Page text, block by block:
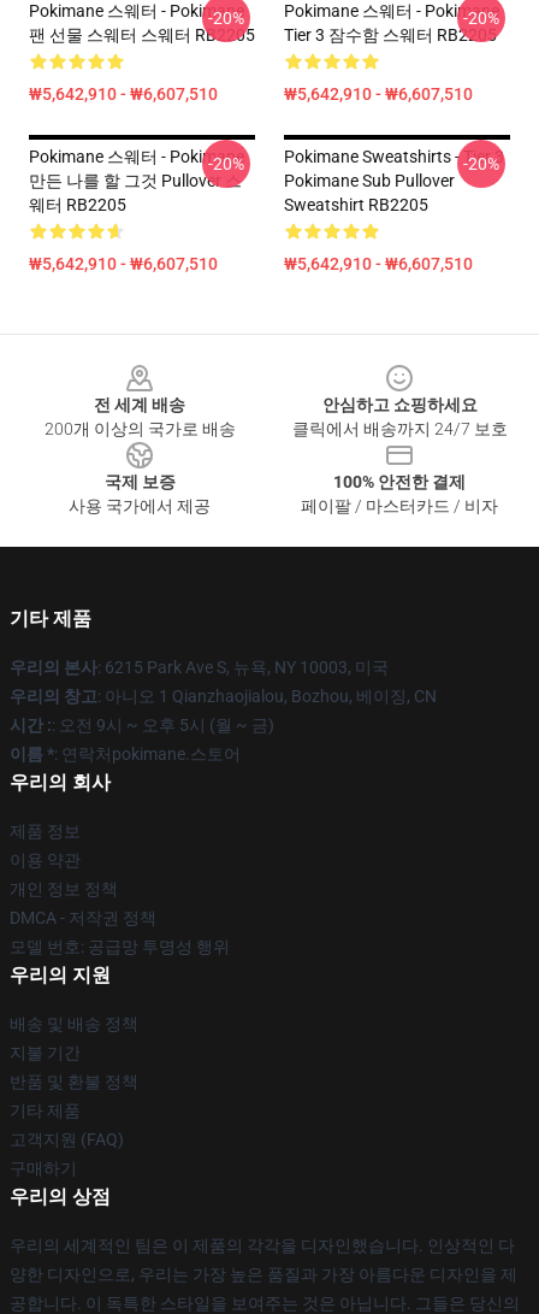
Pokimane 스웨터 - Pokimane
팬 선물 스웨터 스웨터 RB2205
₩5,642,910 - ₩6,607,510
-20%
Pokimane 스웨터 - Pokimane
Tier 3 잠수함 스웨터 RB2205
₩5,642,910 - ₩6,607,510
-20%
Pokimane 스웨터 - Pokimane
만든 나를 할 그것 Pullover 스
웨터 RB2205
₩5,642,910 - ₩6,607,510
-20%
Pokimane Sweatshirts - Tier 3
Pokimane Sub Pullover
Sweatshirt RB2205
₩5,642,910 - ₩6,607,510
-20%
전 세계 배송
200개 이상의 국가로 배송
안심하고 쇼핑하세요
클릭에서 배송까지 24/7 보호
국제 보증
사용 국가에서 제공
100% 안전한 결제
페이팔 / 마스터카드 / 비자
기타 제품
우리의 본사: 6215 Park Ave S, 뉴욕, NY 10003, 미국
우리의 창고: 아니오 1 Qianzhaojialou, Bozhou, 베이징, CN
시간 :: 오전 9시 ~ 오후 5시 (월 ~ 금)
이름 *: 연락처pokimane.스토어
우리의 회사
제품 정보
이용 약관
개인 정보 정책
DMCA - 저작권 정책
모델 번호: 공급망 투명성 행위
우리의 지원
배송 및 배송 정책
지불 기간
반품 및 환불 정책
기타 제품
고객지원 (FAQ)
구매하기
우리의 상점
우리의 세계적인 팀은 이 제품의 각각을 디자인했습니다. 인상적인 다
양한 디자인으로, 우리는 가장 높은 품질과 가장 아름다운 디자인을 제
공합니다. 이 독특한 스타일을 보여주는 것은 아닙니다. 그들은 당신의